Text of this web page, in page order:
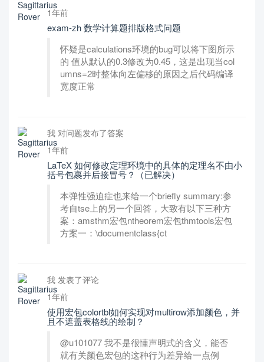
1年前
exam-zh 数学计算题排版格式问题
怀疑是calculations环境的bug可以将下图所示
的 值从默认的0.3修改为0.45，这是出现当col
umns=2时整体向左偏移的原因之后代码编译
宽度正常
我 对问题发布了答案
1年前
LaTeX 如何修改定理环境中的具体的定理名不由小
括号包裹并后接冒号？（已解决）
本弹性强迫症也来给一个briefly summary:参
考自tse上的另一个回答，大致有以下三种方
案：amsthm宏包ntheorem宏包thmtools宏包
方案一：\documentclass{ct
我 发表了评论
1年前
使用宏包colortbl如何实现对multirow添加颜色，并
且不遮盖表格线的绘制？
@u101077 我不是很懂声明式的含义，能否
就有关颜色宏包的这种行为差异给一点例